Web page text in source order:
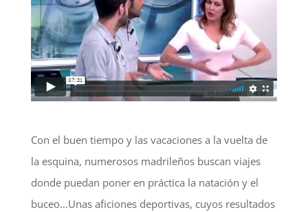
Con el buen tiempo y las vacaciones a la vuelta de
la esquina, numerosos madrileños buscan viajes
donde puedan poner en práctica la natación y el
buceo…Unas aficiones deportivas, cuyos resultados